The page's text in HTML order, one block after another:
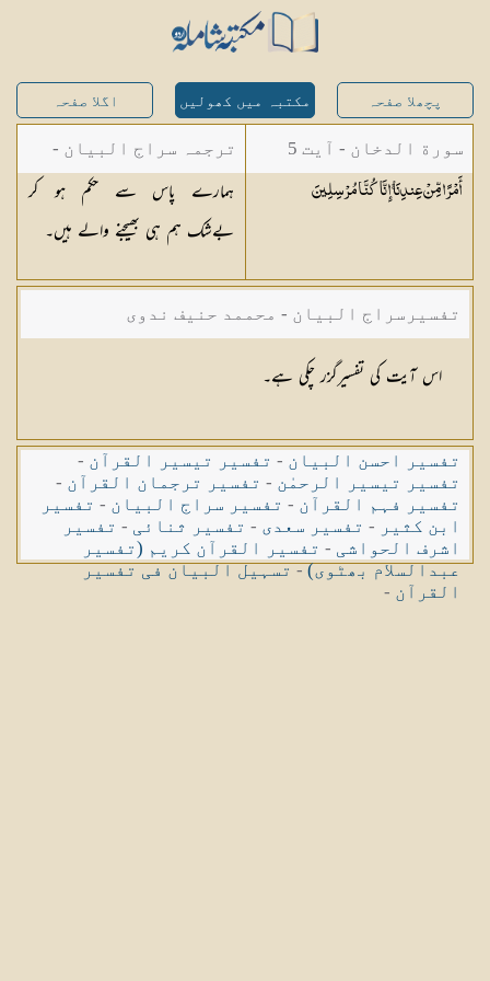
پچھلا صفحہ مکتبہ میں کھولیں اگلا صفحہ
سورة الدخان - آیت 5
أَمْرًا مِّنْ عِندِنَا ۚ إِنَّا كُنَّامُرْسِلِينَ
ترجمہ سراج البیان -
مستفاد از ترجمتین
شاہ عبدالقادر دھلوی/
شاہ رفیع الدین دھلوی
ہمارے پاس سے حکم ہو کر
بےشک ہم ہی بھیجنے والے ہیں۔
تفسیرسراج البیان - محممد حنیف ندوی
اس آیت کی تفسیرگزر چکی ہے۔
تفسیر احسن البیان - تفسیر تیسیر القرآن -
تفسیر تیسیر الرحمٰن - تفسیر ترجمان القرآن -
تفسیر فہم القرآن - تفسیر سراج البیان - تفسیر
ابن کثیر - تفسیر سعدی - تفسیر ثنائی - تفسیر
اشرف الحواشی - تفسیر القرآن کریم (تفسیر
عبدالسلام بھٹوی)-تسہیل البیان فی تفسیر
القرآن -